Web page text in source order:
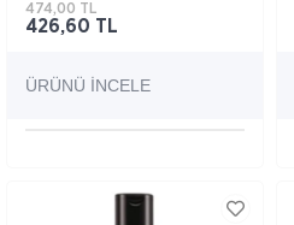
426,60 TL
474,00 TL
ÜRÜNÜ İNCELE